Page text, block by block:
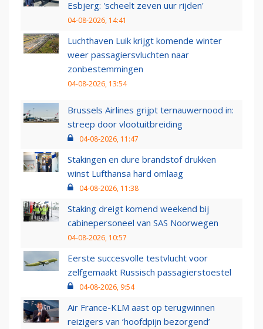
Esbjerg: 'scheelt zeven uur rijden'
04-08-2026, 14:41
Luchthaven Luik krijgt komende winter
weer passagiersvluchten naar
zonbestemmingen
04-08-2026, 13:54
Brussels Airlines grijpt ternauwernood in:
streep door vlootuitbreiding
04-08-2026, 11:47
Stakingen en dure brandstof drukken
winst Lufthansa hard omlaag
04-08-2026, 11:38
Staking dreigt komend weekend bij
cabinepersoneel van SAS Noorwegen
04-08-2026, 10:57
Eerste succesvolle testvlucht voor
zelfgemaakt Russisch passagierstoestel
04-08-2026, 9:54
Air France-KLM aast op terugwinnen
reizigers van ‘hoofdpijn bezorgend’